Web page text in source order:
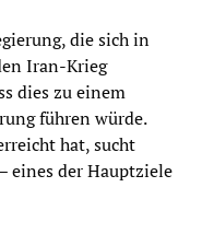
die sich in
Iran-Krieg
dies zu einem
führen würde.
hat, sucht
eines der Hauptziele